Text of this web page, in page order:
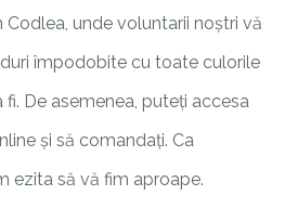
Codlea, unde voluntarii noștri vă
împodobite cu toate culorile
fi. De asemenea, puteți accesa
și să comandați. Ca
ezita să vă fim aproape.